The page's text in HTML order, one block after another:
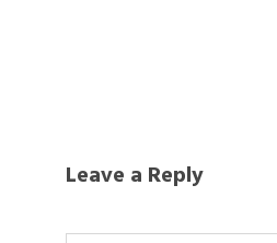
Leave a Reply